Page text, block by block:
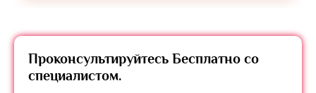
Проконсультируйтесь Бесплатно со
специалистом.